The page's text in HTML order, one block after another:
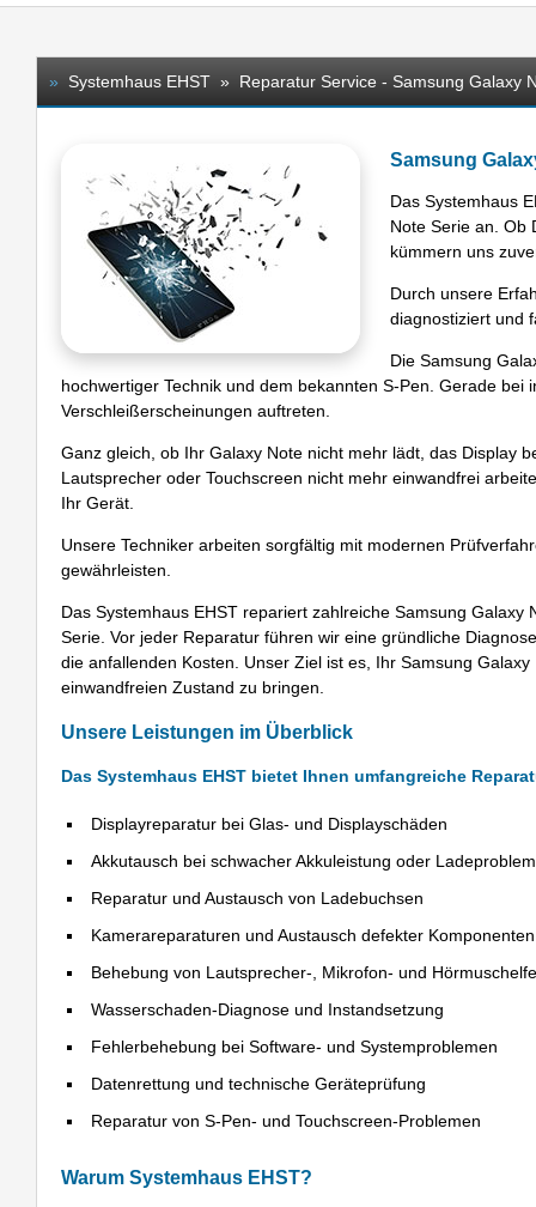
» Systemhaus EHST » Reparatur Service - Samsung Galaxy
Samsung
Das Systemhaus
Note Serie an. Ob
kümmern uns
Durch unsere
diagnostiziert und
Die Samsung
hochwertiger Technik und dem bekannten S-Pen. Gerade
Verschleißerscheinungen auftreten.
Ganz gleich, ob Ihr Galaxy Note nicht mehr lädt, das Display
Lautsprecher oder Touchscreen nicht mehr einwandfrei
Ihr Gerät.
Unsere Techniker arbeiten sorgfältig mit modernen
gewährleisten.
Das Systemhaus EHST repariert zahlreiche Samsung
Serie. Vor jeder Reparatur führen wir eine gründliche
die anfallenden Kosten. Unser Ziel ist es, Ihr Samsung
einwandfreien Zustand zu bringen.
Unsere Leistungen im Überblick
Das Systemhaus EHST bietet Ihnen umfangreiche
Displayreparatur bei Glas- und Displayschäden
Akkutausch bei schwacher Akkuleistung oder
Reparatur und Austausch von Ladebuchsen
Kamerareparaturen und Austausch defekter Komponenten
Behebung von Lautsprecher-, Mikrofon- und
Wasserschaden-Diagnose und Instandsetzung
Fehlerbehebung bei Software- und Systemproblemen
Datenrettung und technische Geräteprüfung
Reparatur von S-Pen- und Touchscreen-Problemen
Warum Systemhaus EHST?